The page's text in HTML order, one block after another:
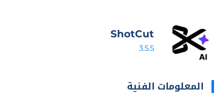
ShotCut
3.5.5
المعلومات الفنية